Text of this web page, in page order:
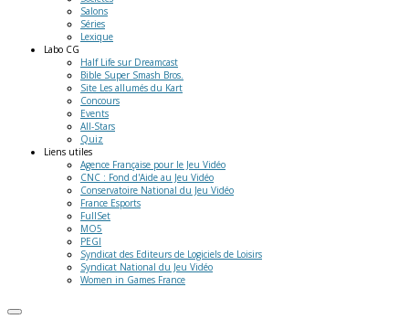
Salons
Séries
Lexique
Labo CG
Half Life sur Dreamcast
Bible Super Smash Bros.
Site Les allumés du Kart
Concours
Events
All-Stars
Quiz
Liens utiles
Agence Française pour le Jeu Vidéo
CNC : Fond d'Aide au Jeu Vidéo
Conservatoire National du Jeu Vidéo
France Esports
FullSet
MO5
PEGI
Syndicat des Editeurs de Logiciels de Loisirs
Syndicat National du Jeu Vidéo
Women in Games France